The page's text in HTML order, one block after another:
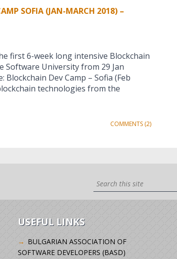
SOFIA (JAN-MARCH 2018) –
first 6-week long intensive Blockchain
Software University from 29 Jan
Dev Camp – Sofia (Feb
technologies from the
COMMENTS (2)
USEFUL LINKS
BULGARIAN ASSOCIATION OF
SOFTWARE DEVELOPERS (BASD)